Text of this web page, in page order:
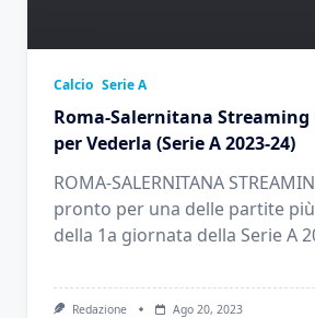
Calcio Serie A
Roma-Salernitana
per Vederla (Serie A 2023-24)
ROMA-SALERNITANA
pronto per una delle partite
della 1a giornata della Serie A
Redazione Ago 20, 2023